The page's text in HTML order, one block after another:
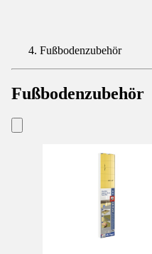
Fußbodenzubehör
Fußbodenzubehör